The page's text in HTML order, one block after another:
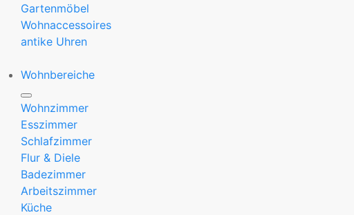
Gartenmöbel
Wohnaccessoires
antike Uhren
Wohnbereiche
Wohnzimmer
Esszimmer
Schlafzimmer
Flur & Diele
Badezimmer
Arbeitszimmer
Küche